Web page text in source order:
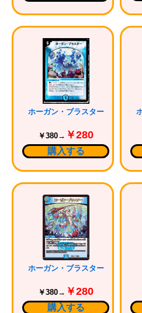
ホーガン・ブラスター
￥380→ ￥280
購入する
ホーガン・ブラスター
￥380→ ￥280
購入する